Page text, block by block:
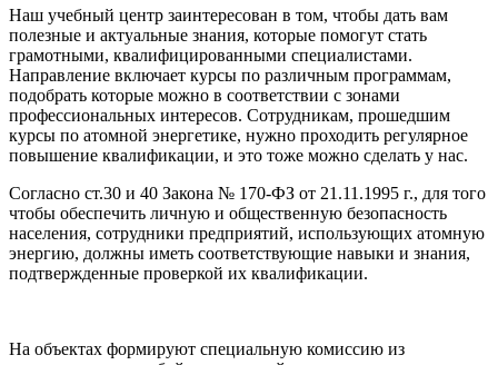
Наш учебный центр заинтересован в том, чтобы дать вам
полезные и актуальные знания, которые помогут стать
грамотными, квалифицированными специалистами.
Направление включает курсы по различным программам,
подобрать которые можно в соответствии с зонами
профессиональных интересов. Сотрудникам, прошедшим
курсы по атомной энергетике, нужно проходить регулярное
повышение квалификации, и это тоже можно сделать у нас.
Согласно ст.30 и 40 Закона № 170-ФЗ от 21.11.1995 г., для того
чтобы обеспечить личную и общественную безопасность
населения, сотрудники предприятий, использующих атомную
энергию, должны иметь соответствующие навыки и знания,
подтвержденные проверкой их квалификации.
На объектах формируют специальную комиссию из